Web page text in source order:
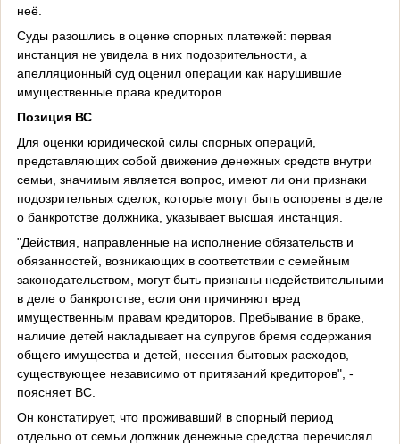
неё.
Суды разошлись в оценке спорных платежей: первая
инстанция не увидела в них подозрительности, а
апелляционный суд оценил операции как нарушившие
имущественные права кредиторов.
Позиция ВС
Для оценки юридической силы спорных операций,
представляющих собой движение денежных средств внутри
семьи, значимым является вопрос, имеют ли они признаки
подозрительных сделок, которые могут быть оспорены в деле
о банкротстве должника, указывает высшая инстанция.
"Действия, направленные на исполнение обязательств и
обязанностей, возникающих в соответствии с семейным
законодательством, могут быть признаны недействительными
в деле о банкротстве, если они причиняют вред
имущественным правам кредиторов. Пребывание в браке,
наличие детей накладывает на супругов бремя содержания
общего имущества и детей, несения бытовых расходов,
существующее независимо от притязаний кредиторов", -
поясняет ВС.
Он констатирует, что проживавший в спорный период
отдельно от семьи должник денежные средства перечислял